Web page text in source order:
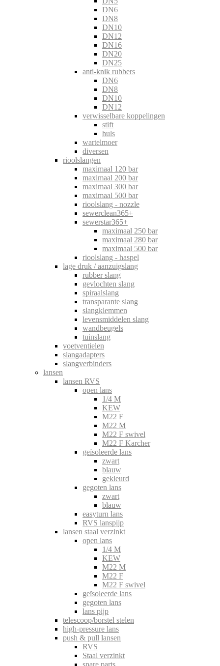
DN6
DN8
DN10
DN12
DN16
DN20
DN25
anti-knik rubbers
DN6
DN8
DN10
DN12
verwisselbare koppelingen
stift
huls
wartelmoer
diversen
rioolslangen
maximaal 120 bar
maximaal 200 bar
maximaal 300 bar
maximaal 500 bar
rioolslang - nozzle
sewerclean365+
sewerstar365+
maximaal 250 bar
maximaal 280 bar
maximaal 500 bar
rioolslang - haspel
lage druk / aanzuigslang
rubber slang
gevlochten slang
spiraalslang
transparante slang
slangklemmen
levensmiddelen slang
wandbeugels
tuinslang
voetventielen
slangadapters
slangverbinders
lansen
lansen RVS
open lans
1/4 M
KEW
M22 F
M22 M
M22 F swivel
M22 F Karcher
geïsoleerde lans
zwart
blauw
gekleurd
gegoten lans
zwart
blauw
easyturn lans
RVS lanspijp
lansen staal verzinkt
open lans
1/4 M
KEW
M22 M
M22 F
M22 F swivel
geïsoleerde lans
gegoten lans
lans pijp
telescoop/borstel stelen
high-pressure lans
push & pull lansen
RVS
Staal verzinkt